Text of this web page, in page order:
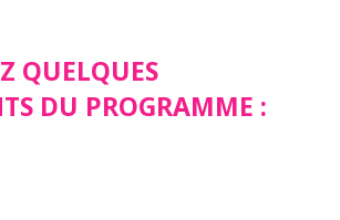
QUELQUES
DU PROGRAMME :